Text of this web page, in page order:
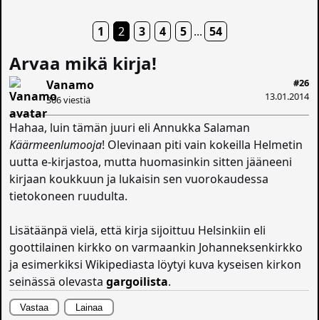
1 2 3 4 5 ... 54
Arvaa mikä kirja!
#26
13.01.2014
Vanamo
306 viestiä
Hahaa, luin tämän juuri eli Annukka Salaman
Käärmeenlumooja! Olevinaan piti vain kokeilla Helmetin
uutta e-kirjastoa, mutta huomasinkin sitten jääneeni
kirjaan koukkuun ja lukaisin sen vuorokaudessa
tietokoneen ruudulta.
Lisätäänpä vielä, että kirja sijoittuu Helsinkiin eli
goottilainen kirkko on varmaankin Johanneksenkirkko
ja esimerkiksi Wikipediasta löytyi kuva kyseisen kirkon
seinässä olevastagargoilista.
Vastaa Lainaa